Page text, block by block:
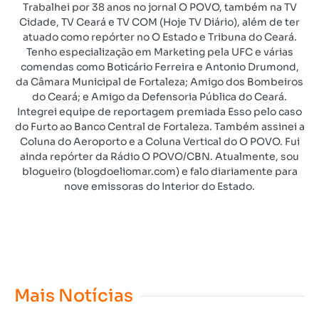
Trabalhei por 38 anos no jornal O POVO, também na TV
Cidade, TV Ceará e TV COM (Hoje TV Diário), além de ter
atuado como repórter no O Estado e Tribuna do Ceará.
Tenho especialização em Marketing pela UFC e várias
comendas como Boticário Ferreira e Antonio Drumond,
da Câmara Municipal de Fortaleza; Amigo dos Bombeiros
do Ceará; e Amigo da Defensoria Pública do Ceará.
Integrei equipe de reportagem premiada Esso pelo caso
do Furto ao Banco Central de Fortaleza. Também assinei a
Coluna do Aeroporto e a Coluna Vertical do O POVO. Fui
ainda repórter da Rádio O POVO/CBN. Atualmente, sou
blogueiro (blogdoeliomar.com) e falo diariamente para
nove emissoras do Interior do Estado.
Mais Notícias